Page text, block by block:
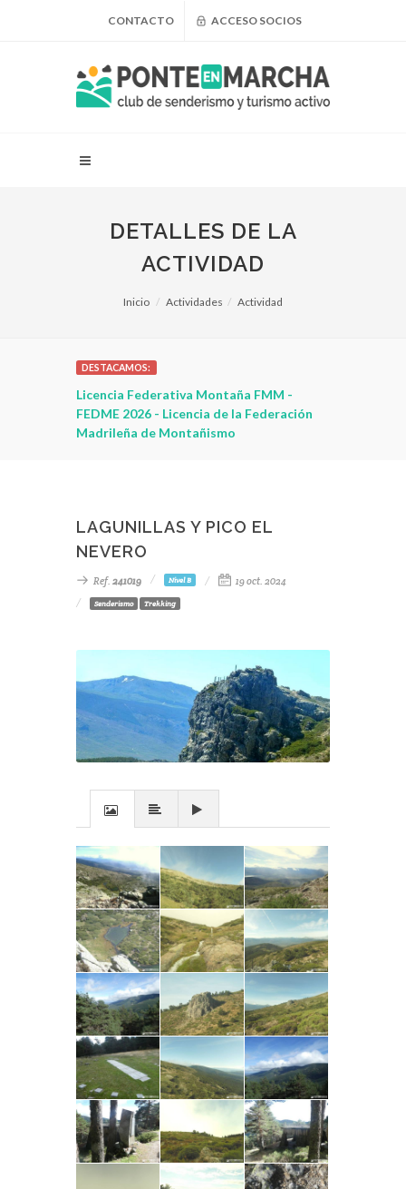
CONTACTO ACCESO SOCIOS
DETALLES DE LA
ACTIVIDAD
Inicio Actividades Actividad
DESTACAMOS:
Licencia Federativa Montaña FMM -
FEDME 2026 - Licencia de la Federación
Madrileña de Montañismo
LAGUNILLAS Y PICO EL
NEVERO
Ref. 241019 Nivel B 19 oct. 2024
Senderismo Trekking